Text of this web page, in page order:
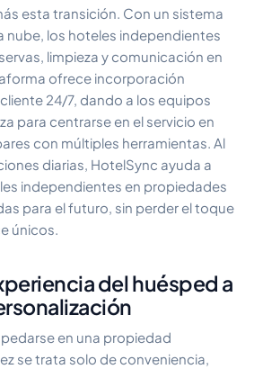
esta transición. Con un sistema
nube, los hoteles independientes
limpieza y comunicación en
ofrece incorporación
24/7, dando a los equipos
para centrarse en el servicio en
con múltiples herramientas. Al
diarias, HotelSync ayuda a
independientes en propiedades
para el futuro, sin perder el toque
únicos.
del huésped a
en una propiedad
se trata solo de conveniencia,